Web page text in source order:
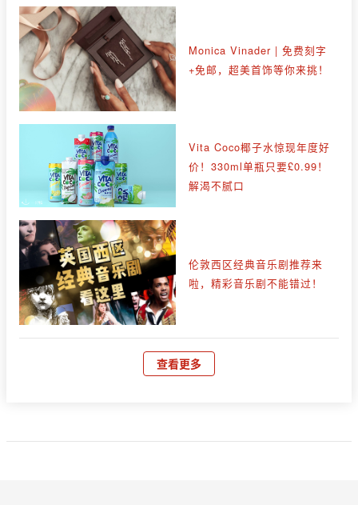
Monica Vinader | 免费刻字
+免邮，超美首饰等你来挑！
Vita Coco椰子水惊现年度好
价！330ml单瓶只要£0.99！
解渴不腻口
伦敦西区经典音乐剧推荐来
啦，精彩音乐剧不能错过！
查看更多